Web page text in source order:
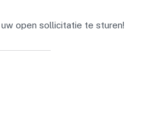
open sollicitatie te sturen!